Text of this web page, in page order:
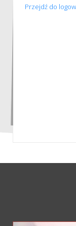
Przejdź do